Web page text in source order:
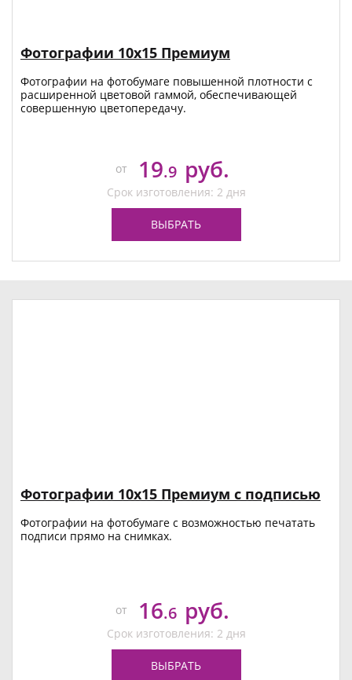
Фотографии 10х15 Премиум
Фотографии на фотобумаге повышенной плотности с
расширенной цветовой гаммой, обеспечивающей
совершенную цветопередачу.
от 19.9 руб.
Срок изготовления: 2 дня
ВЫБРАТЬ
Фотографии 10х15 Премиум с подписью
Фотографии на фотобумаге с возможностью печатать
подписи прямо на снимках.
от 16.6 руб.
Срок изготовления: 2 дня
ВЫБРАТЬ